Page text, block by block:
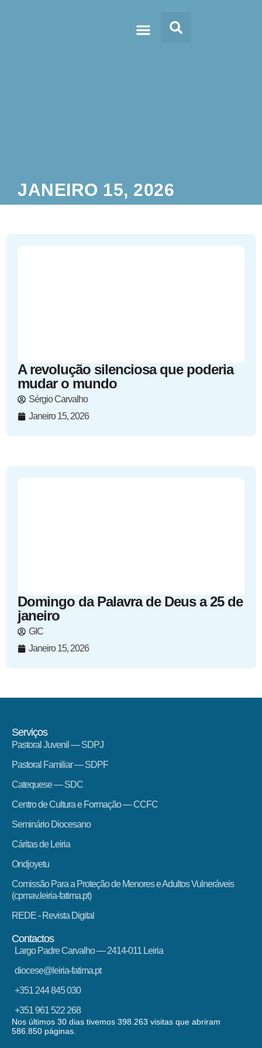
JANEIRO 15, 2026
A revolução silenciosa que poderia
mudar o mundo
Sérgio Carvalho
Janeiro 15, 2026
Domingo da Palavra de Deus a 25 de
janeiro
GIC
Janeiro 15, 2026
Serviços
Pastoral Juvenil — SDPJ
Pastoral Familiar — SDPF
Catequese — SDC
Centro de Cultura e Formação — CCFC
Seminário Diocesano
Cáritas de Leiria
Ondjoyetu
Comissão Para a Proteção de Menores e Adultos Vulneráveis
(cpmav.leiria-fatima.pt)
REDE - Revista Digital
Contactos
Largo Padre Carvalho — 2414-011 Leiria
diocese@leiria-fatima.pt
+351 244 845 030
+351 961 522 268
Nos últimos 30 dias tivemos 398.263 visitas que abriram
586.850 páginas.